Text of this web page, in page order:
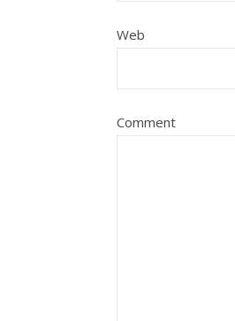
Web
Comment